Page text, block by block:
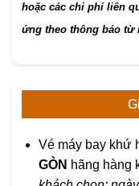
hoặc các chi phí liên
ứng theo thông báo từ
Vé máy bay khứ
GÒN hãng hàng